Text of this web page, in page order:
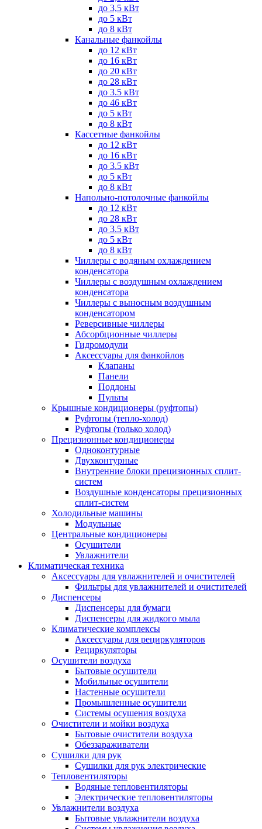
до 3,5 кВт
до 5 кВт
до 8 кВт
Канальные фанкойлы
до 12 кВт
до 16 кВт
до 20 кВт
до 28 кВт
до 3.5 кВт
до 46 кВт
до 5 кВт
до 8 кВт
Кассетные фанкойлы
до 12 кВт
до 16 кВт
до 3.5 кВт
до 5 кВт
до 8 кВт
Напольно-потолочные фанкойлы
до 12 кВт
до 28 кВт
до 3.5 кВт
до 5 кВт
до 8 кВт
Чиллеры с водяным охлаждением
конденсатора
Чиллеры с воздушным охлаждением
конденсатора
Чиллеры с выносным воздушным
конденсатором
Реверсивные чиллеры
Абсорбционные чиллеры
Гидромодули
Аксессуары для фанкойлов
Клапаны
Панели
Поддоны
Пульты
Крышные кондиционеры (руфтопы)
Руфтопы (тепло-холод)
Руфтопы (только холод)
Прецизионные кондиционеры
Одноконтурные
Двухконтурные
Внутренние блоки прецизионных сплит-
систем
Воздушные конденсаторы прецизионных
сплит-систем
Холодильные машины
Модульные
Центральные кондиционеры
Осушители
Увлажнители
Климатическая техника
Аксессуары для увлажнителей и очистителей
Фильтры для увлажнителей и очистителей
Диспенсеры
Диспенсеры для бумаги
Диспенсеры для жидкого мыла
Климатические комплексы
Аксессуары для рециркуляторов
Рециркуляторы
Осушители воздуха
Бытовые осушители
Мобильные осушители
Настенные осушители
Промышленные осушители
Системы осушения воздуха
Очистители и мойки воздуха
Бытовые очистители воздуха
Обеззараживатели
Сушилки для рук
Сушилки для рук электрические
Тепловентиляторы
Водяные тепловентиляторы
Электрические тепловентиляторы
Увлажнители воздуха
Бытовые увлажнители воздуха